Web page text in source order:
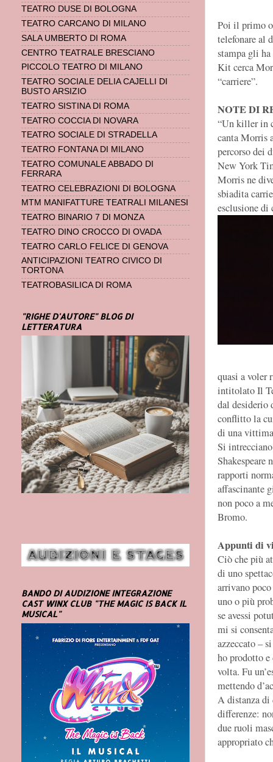
Poi il primo
telefonare al
stampa gli
Kit cerca
“carriere”.
NOTE DI
“Un killer in
canta Morris
percorso dei
New York
Morris ne
sbiadita
esclusione
quasi a voler
intitolato Il
dal desiderio
conflitto la
di una
Si
rapporti
affascinante
non poco a
Bromo.
Appunti di
Ciò che più
di uno
arrivano
uno o più
se avessi
mi si
azzeccato –
ho prodotto
volta. Fu
mettendo
A distanza di
differenze:
due ruoli
appropriato
TEATRO DUSE DI BOLOGNA
TEATRO CARCANO DI MILANO
SALA UMBERTO DI ROMA
CENTRO TEATRALE BRESCIANO
PICCOLO TEATRO DI MILANO
TEATRO SOCIALE DELIA CAJELLI DI
BUSTO ARSIZIO
TEATRO SISTINA DI ROMA
TEATRO COCCIA DI NOVARA
TEATRO SOCIALE DI STRADELLA
TEATRO FONTANA DI MILANO
TEATRO COMUNALE ABBADO DI
FERRARA
TEATRO CELEBRAZIONI DI BOLOGNA
MTM MANIFATTURE TEATRALI MILANESI
TEATRO BINARIO 7 DI MONZA
TEATRO DINO CROCCO DI OVADA
TEATRO CARLO FELICE DI GENOVA
ANTICIPAZIONI TEATRO CIVICO DI
TORTONA
TEATROBASILICA DI ROMA
"RIGHE D'AUTORE" BLOG DI
LETTERATURA
BANDO DI AUDIZIONE INTEGRAZIONE
CAST WINX CLUB "THE MAGIC IS BACK IL
MUSICAL"